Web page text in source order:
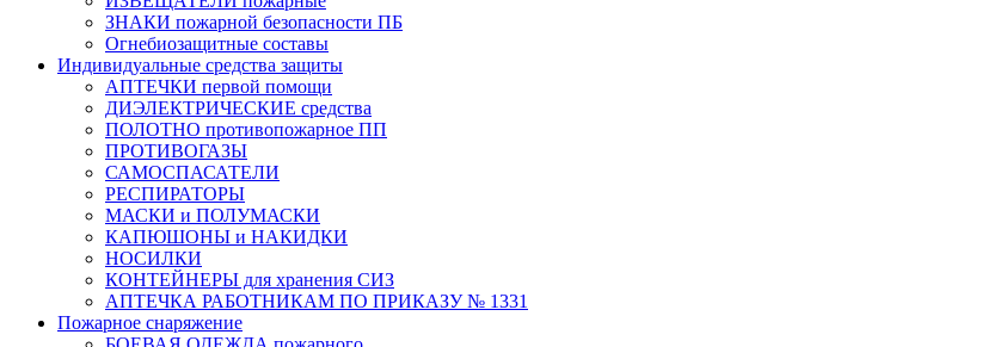
ЗНАКИ пожарной безопасности ПБ
Огнебиозащитные составы
Индивидуальные средства защиты
АПТЕЧКИ первой помощи
ДИЭЛЕКТРИЧЕСКИЕ средства
ПОЛОТНО противопожарное ПП
ПРОТИВОГАЗЫ
САМОСПАСАТЕЛИ
РЕСПИРАТОРЫ
МАСКИ и ПОЛУМАСКИ
КАПЮШОНЫ и НАКИДКИ
НОСИЛКИ
КОНТЕЙНЕРЫ для хранения СИЗ
АПТЕЧКА РАБОТНИКАМ ПО ПРИКАЗУ № 1331
Пожарное снаряжение